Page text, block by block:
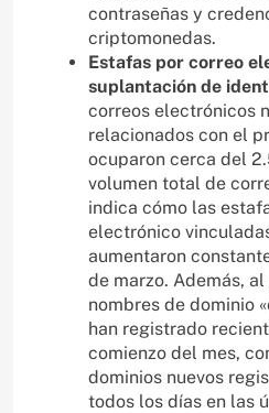
contraseñas y
criptomonedas.
Estafas por correo
suplantación de
correos electrónicos
relacionados con el
ocuparon cerca del
volumen total de
indica cómo las
electrónico
aumentaron
de marzo. Además,
nombres de dominio
han registrado
comienzo del mes,
dominios nuevos
todos los días en las